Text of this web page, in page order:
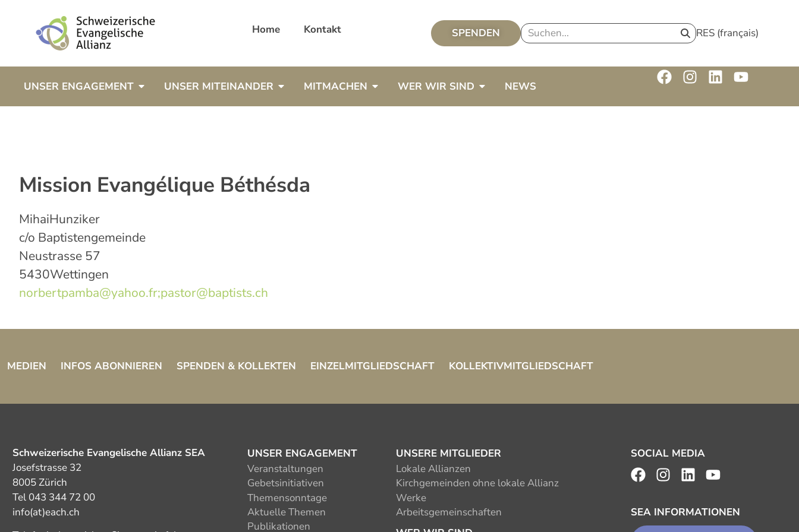
Home Kontakt SPENDEN RES (français)
UNSER ENGAGEMENT UNSER MITEINANDER MITMACHEN WER WIR SIND NEWS
Mission Evangélique Béthésda
MihaiHunziker
c/o Baptistengemeinde
Neustrasse 57
5430Wettingen
norbertpamba@yahoo.fr;pastor@baptists.ch
MEDIEN INFOS ABONNIEREN SPENDEN & KOLLEKTEN EINZELMITGLIEDSCHAFT KOLLEKTIVMITGLIEDSCHAFT
Schweizerische Evangelische Allianz SEA
Josefstrasse 32
8005 Zürich
Tel 043 344 72 00
info(at)each.ch
UNSER ENGAGEMENT
Veranstaltungen
Gebetsinitiativen
Themensonntage
Aktuelle Themen
Publikationen
UNSERE MITGLIEDER
Lokale Allianzen
Kirchgemeinden ohne lokale Allianz
Werke
Arbeitsgemeinschaften
SOCIAL MEDIA
SEA INFORMATIONEN